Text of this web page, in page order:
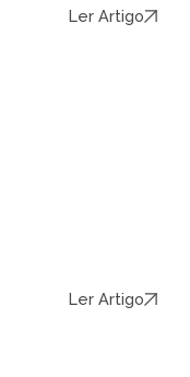
Ler Artigo
Ler Artigo